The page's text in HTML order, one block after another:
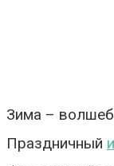
Зима –
Праздничный